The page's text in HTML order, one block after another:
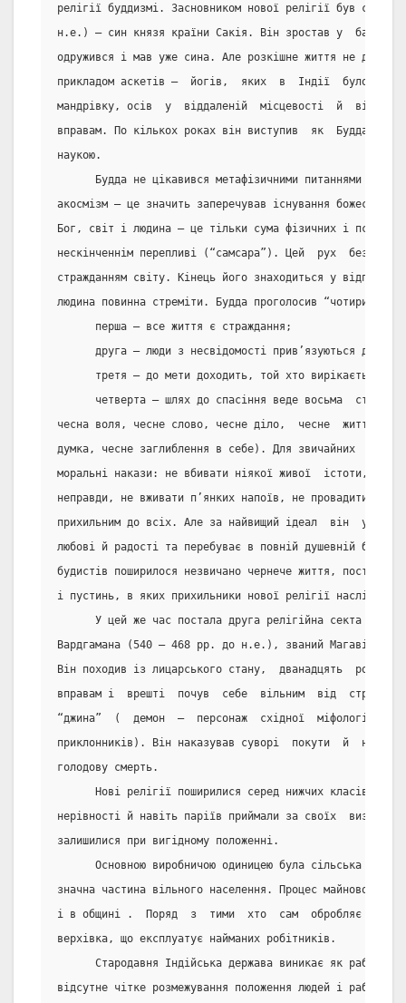
релігії буддизмі. Засновником нової релігії був
н.е.) – син князя країни Сакія. Він зростав у
одружився і мав уже сина. Але розкішне життя не
прикладом аскетів –  йогів,  яких  в  Індії  було
мандрівку, осів  у  віддаленій  місцевості  й
вправам. По кількох роках він виступив  як  Будда
наукою.
Будда не цікавився метафізичними питаннями та
акосмізм – це значить заперечував існування
Бог, світ і людина – це тільки сума фізичних і
нескінченнім перепливі (“самсара”). Цей  рух  без
стражданням світу. Кінець його знаходиться у
людина повинна стреміти. Будда проголосив “чотири
      перша – все життя є страждання;
друга – люди з несвідомості прив’язуються до
третя – до мети доходить, той хто вирікається
четверта – шлях до спасіння веде восьма
чесна воля, чесне слово, чесне діло,  чесне  життя,
думка, чесне заглиблення в себе). Для звичайних
моральні накази: не вбивати ніякої живої  істоти,  не
неправди, не вживати п’янких напоїв, не провадити
прихильним до всіх. Але за найвищий ідеал  він
любові й радості та перебуває в повній душевній
будистів поширилося незвичано чернече життя, постала
і пустинь, в яких прихильники нової релігії
У цей же час постала друга релігійна секта –
Вардгамана (540 – 468 рр. до н.е.), званий Магавіра,
Він походив із лицарського стану,  дванадцять  років
вправам і  врешті  почув  себе  вільним  від
“джина”  (  демон  –  персонаж  східної  міфології,
приклонників). Він наказував суворі  покути  й  навіть
голодову смерть.
Нові релігії поширилися серед нижчих класів бо
нерівності й навіть паріїв приймали за своїх
залишилися при вигідному положенні.
Основною виробничою одиницею була сільська
значна частина вільного населення. Процес майнової
і в общині .  Поряд  з  тими  хто  сам  обробляє  землю
верхівка, що експлуатує найманих робітників.
Стародавня Індійська держава виникає як
відсутне чітке розмежування положення людей і рабів.